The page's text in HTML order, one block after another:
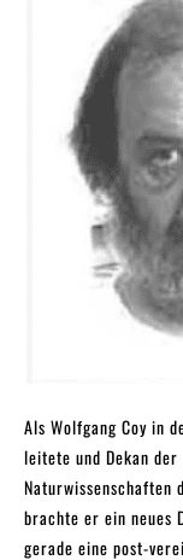
Als Wolfgang Coy in
leitete und Dekan
Naturwissenschaften
brachte er ein neues
gerade eine post-